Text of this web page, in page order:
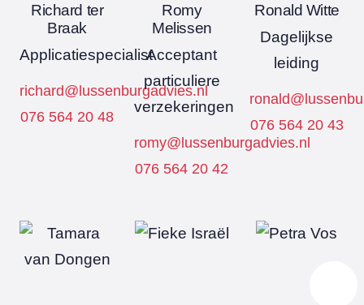
Richard ter
Braak
Applicatiespecialist
richard@lussenburgadvies.nl
076 564 20 48
Romy
Melissen
Acceptant
particuliere
verzekeringen
romy@lussenburgadvies.nl
076 564 20 42
Ronald Witte
Dagelijkse
leiding
076 564 20 43